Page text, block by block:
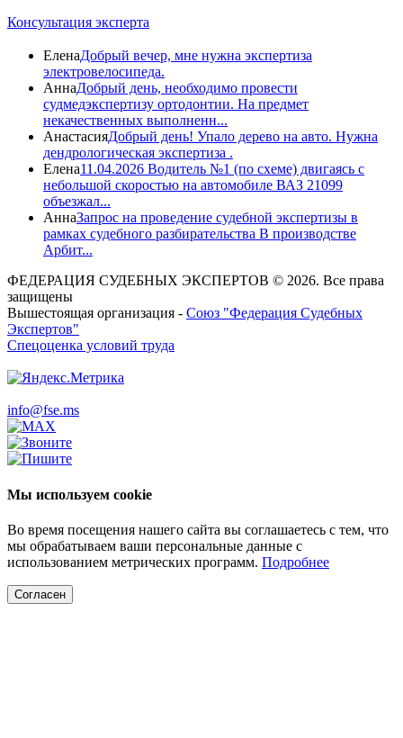
Консультация эксперта
ЕленаДобрый вечер, мне нужна экспертиза
электровелосипеда.
АннаДобрый день, необходимо провести
судмедэкспертизу ортодонтии. На предмет
некачественных выполненн...
АнастасияДобрый день! Упало дерево на авто. Нужна
дендрологическая экспертиза .
Елена11.04.2026 Водитель №1 (по схеме) двигаясь с
небольшой скоростью на автомобиле ВАЗ 21099
объезжал...
АннаЗапрос на проведение судебной экспертизы в
рамках судебного разбирательства В производстве
Арбит...
ФЕДЕРАЦИЯ СУДЕБНЫХ ЭКСПЕРТОВ © 2026. Все права
защищены
Вышестоящая организация - Союз "Федерация Судебных
Экспертов"
Спецоценка условий труда
info@fse.ms
Мы используем cookie
Во время посещения нашего сайта вы соглашаетесь с тем, что
мы обрабатываем ваши персональные данные с
использованием метрических программ. Подробнее
Согласен